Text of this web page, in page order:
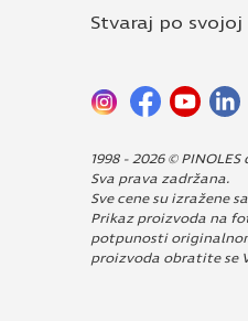
Stvaraj po svojoj
1998 - 2026 © PINOLES
Sva prava zadržana.
Sve cene su izražene
Prikaz proizvoda na
potpunosti
proizvoda obratite se